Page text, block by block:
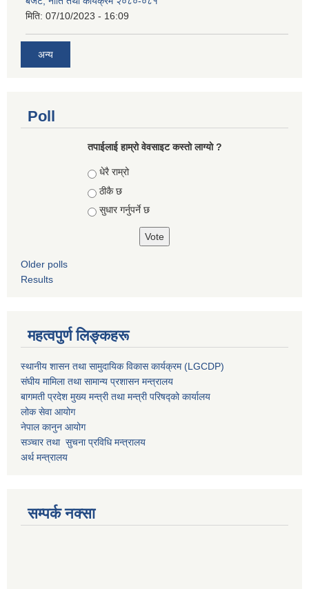
मिति: 07/10/2023 - 16:09
अन्य
Poll
तपाईलाई हाम्रो वेवसाइट कस्ताे लाग्याे ?
Choices
धेरै राम्रो
ठीकै छ
सुधार गर्नुपर्ने छ
Older polls
Results
महत्वपुर्ण लिङ्कहरू
स्थानीय शासन तथा सामुदायिक विकास कार्यक्रम (LGCDP)
संघीय मामिला तथा सामान्य प्रशासन मन्त्रालय
बागमती प्रदेश मुख्य मन्त्री तथा मन्त्री परिषद्को कार्यालय
लोक सेवा आयोग
नेपाल कानुन आयोग
सञ्चार तथा सुचना प्रविधि मन्त्रालय
अर्थ मन्त्रालय
सम्पर्क नक्सा